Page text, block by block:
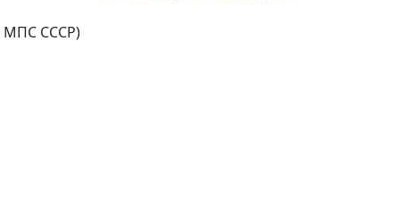
МПС СССР)